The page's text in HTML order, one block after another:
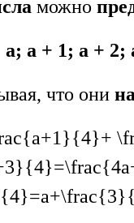
можно
а; a + 1; a + 2;
что они